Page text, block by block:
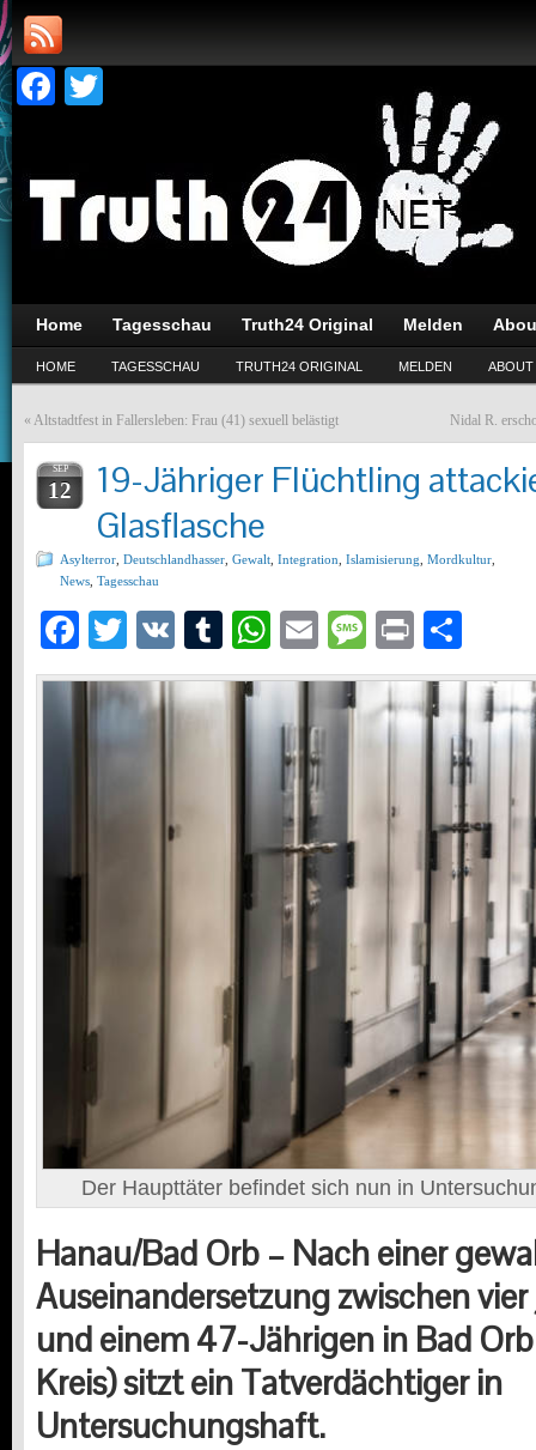
Facebook
Home Tagesschau Truth24 Original Melden
HOME TAGESSCHAU TRUTH24 ORIGINAL MELDEN ABOUT
« Altstadtfest in Fallersleben: Frau (41) sexuell belästigt Nidal R.
SEP
12
19-Jähriger Flüchtling
Glasflasche
Asylterror Deutschlandhasser Gewalt Integration Islamisierung Mordkultur
News Tagesschau
Facebook
Twitter
VK Tumblr
WhatsApp
EmailMessage
Print
Der Haupttäter befindet sich nun in
Hanau/Bad Orb – Nach einer
Auseinandersetzung zwischen
und einem 47-Jährigen in Bad
Kreis) sitzt ein Tatverdächtiger in
Untersuchungshaft.